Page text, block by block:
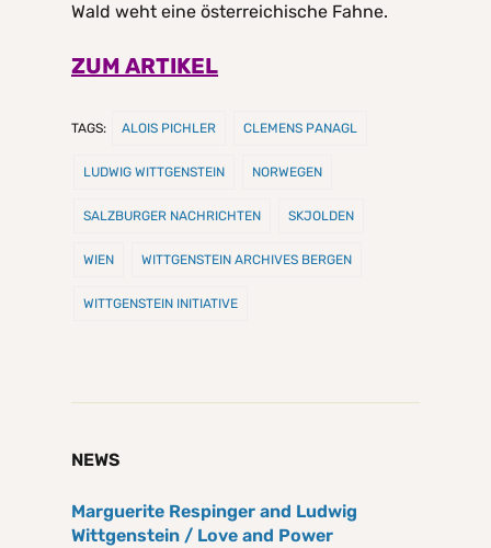
Wald weht eine österreichische Fahne.
ZUM ARTIKEL
TAGS: ALOIS PICHLER CLEMENS PANAGL
LUDWIG WITTGENSTEIN NORWEGEN
SALZBURGER NACHRICHTEN SKJOLDEN
WIEN WITTGENSTEIN ARCHIVES BERGEN
WITTGENSTEIN INITIATIVE
NEWS
Marguerite Respinger and Ludwig
Wittgenstein / Love and Power